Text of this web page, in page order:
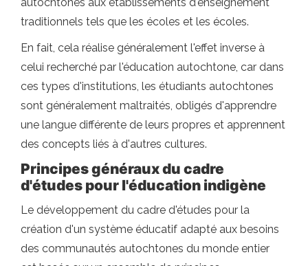
traditionnels tels que les écoles et les écoles.
En fait, cela réalise généralement l'effet inverse à
celui recherché par l'éducation autochtone, car dans
ces types d'institutions, les étudiants autochtones
sont généralement maltraités, obligés d'apprendre
une langue différente de leurs propres et apprennent
des concepts liés à d'autres cultures.
Principes généraux du cadre
d'études pour l'éducation indigène
Le développement du cadre d'études pour la
création d'un système éducatif adapté aux besoins
des communautés autochtones du monde entier